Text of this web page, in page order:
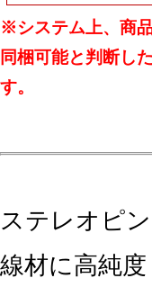
※システム上、商
同梱可能と判断し
す。
ステレオピ
線材に高純